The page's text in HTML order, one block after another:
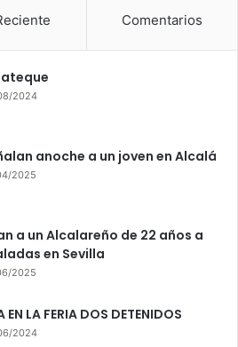
Comentarios
2024
anoche a un joven en Alcalá
2025
a un Alcalareño de 22 años a
en Sevilla
2025
EN LA FERIA DOS DETENIDOS
2024